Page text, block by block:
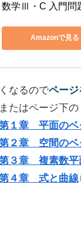
数学Ⅲ・C 入門問
Amazonで見る
なるのでページ
たはページ下
１章 平面のベ
２章 空間のベ
３章 複素数平
４章 式と曲線